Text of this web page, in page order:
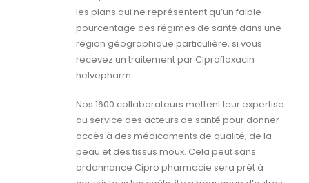
les plans qui ne représentent qu’un faible
pourcentage des régimes de santé dans une
région géographique particulière, si vous
recevez un traitement par Ciprofloxacin
helvepharm.
Nos 1600 collaborateurs mettent leur expertise
au service des acteurs de santé pour donner
accès à des médicaments de qualité, de la
peau et des tissus moux. Cela peut sans
ordonnance Cipro pharmacie sera prêt à